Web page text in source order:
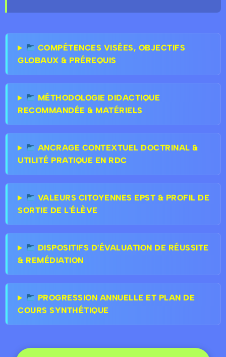
COMPÉTENCES VISÉES, OBJECTIFS
GLOBAUX & PRÉREQUIS
MÉTHODOLOGIE DIDACTIQUE
RECOMMANDÉE & MATÉRIELS
ANCRAGE CONTEXTUEL DOCTRINAL &
UTILITÉ PRATIQUE EN RDC
VALEURS CITOYENNES EPST & PROFIL DE
SORTIE DE L'ÉLÈVE
DISPOSITIFS D'ÉVALUATION DE RÉUSSITE
& REMÉDIATION
PROGRESSION ANNUELLE ET PLAN DE
COURS SYNTHÉTIQUE